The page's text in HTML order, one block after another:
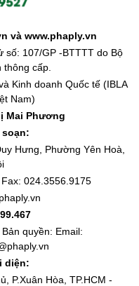
và www.phaply.vn
số: 107/GP -BTTTT do Bộ
cấp.
Kinh doanh Quốc tế (IBLA
Nam)
Mai Phương
Hưng, Phường Yên Hoà,
024.3556.9175
quyền: Email:
diện:
P.Xuân Hòa, TP.HCM -